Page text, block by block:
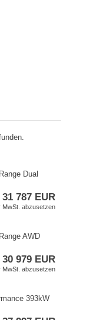
Dual
31 787 EUR
MwSt. abzusetzen
AWD
30 979 EUR
MwSt. abzusetzen
393kW